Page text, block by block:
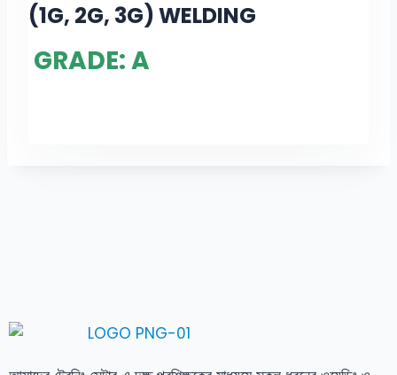
(1G, 2G, 3G) WELDING
GRADE: A